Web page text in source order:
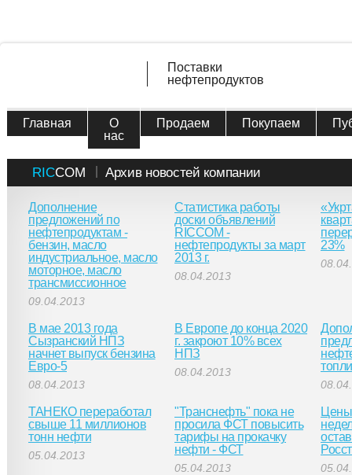
Поставки
нефтепродуктов
Главная
О
нас
Продаем Покупаем
RICCOM Архив новостей компании
Дополнение
предложений по
нефтепродуктам -
бензин, масло
индустриальное, масло
моторное, масло
трансмиссионное
09.04.2013
Статистика работы
доски объявлений
RICCOM -
нефтепродукты за март
2013 г.
08.04.2013
23%
В мае 2013 года
Сызранский НПЗ
начнет выпуск бензина
Евро-5
08.04.2013
В Европе до конца 2020
г. закроют 10% всех
НПЗ
08.04.2013
ТАНЕКО переработал
свыше 11 миллионов
тонн нефти
05.04.2013
"Транснефть" пока не
просила ФСТ повысить
тарифы на прокачку
нефти - ФСТ
05.04.2013